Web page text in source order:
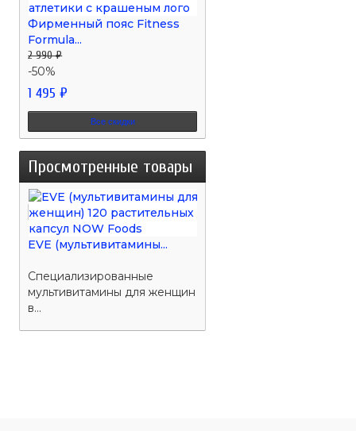
Фирменный пояс Fitness
Formula...
2 990 ₽
-50%
1 495 ₽
Все скидки
Просмотренные товары
EVE (мультивитамины...
Специализированные
мультивитамины для женщин
в...